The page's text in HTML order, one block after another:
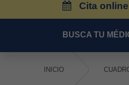
Cita online
BUSCA TU
INICIO